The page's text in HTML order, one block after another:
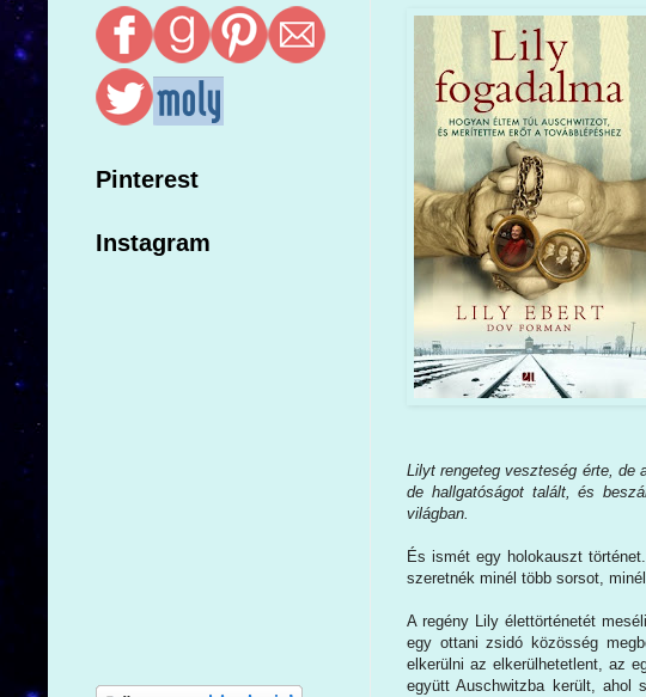
Lilyt rengeteg veszteség érte, de
de hallgatóságot talált, és
világban.
És ismét egy holokauszt
szeretnék minél több sorsot,
A regény Lily élettörténetét
egy ottani zsidó közösség
elkerülni az elkerülhetetlent, az
együtt Auschwitzba került, ahol
Pinterest
Instagram